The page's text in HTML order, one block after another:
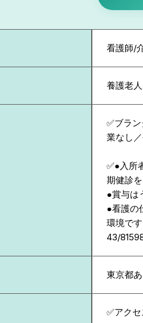
看護師/
養護老
✅ブラ
業なし
✅●入所
期健診を
●賞与は
●看護の
環境です
43/
東京都
✅アクセ